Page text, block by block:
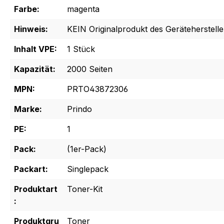
Farbe:
magenta
Hinweis:
KEIN Originalprodukt des
Inhalt VPE:
1 Stück
Kapazität:
2000 Seiten
MPN:
PRTO43872306
Marke:
Prindo
PE:
1
Pack:
(1er-Pack)
Packart:
Singlepack
Produktart
:
Toner-Kit
Produktgru Toner